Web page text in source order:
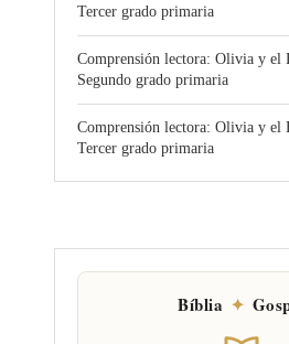
Tercer grado primaria
Comprensión lectora: Olivia y el
Segundo grado primaria
Comprensión lectora: Olivia y el
Tercer grado primaria
Bíblia ✦